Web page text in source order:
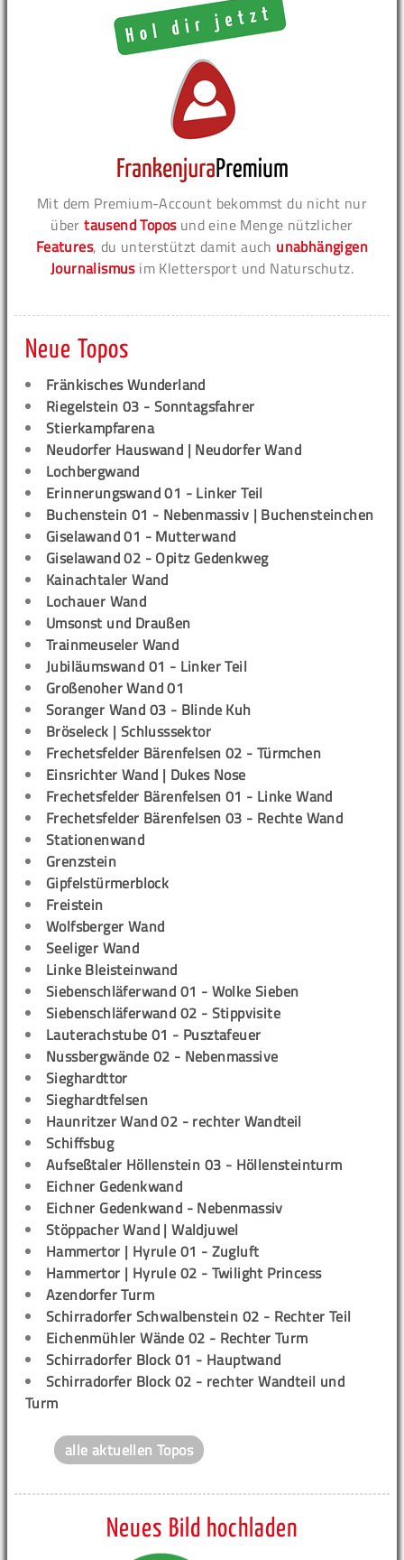
Mit dem Premium-Account bekommst du nicht nur
übertausend Toposund eine Menge nützlicher
Features, du unterstützt damit auch unabhängigen
Journalismusim Klettersport und Naturschutz.
Neue Topos
Fränkisches Wunderland
Riegelstein 03 - Sonntagsfahrer
Stierkampfarena
Neudorfer Hauswand | Neudorfer Wand
Lochbergwand
Erinnerungswand 01 - Linker Teil
Buchenstein 01 - Nebenmassiv | Buchensteinchen
Giselawand 01 - Mutterwand
Giselawand 02 - Opitz Gedenkweg
Kainachtaler Wand
Lochauer Wand
Umsonst und Draußen
Trainmeuseler Wand
Jubiläumswand 01 - Linker Teil
Großenoher Wand 01
Soranger Wand 03 - Blinde Kuh
Bröseleck | Schlusssektor
Frechetsfelder Bärenfelsen 02 - Türmchen
Einsrichter Wand | Dukes Nose
Frechetsfelder Bärenfelsen 01 - Linke Wand
Frechetsfelder Bärenfelsen 03 - Rechte Wand
Stationenwand
Grenzstein
Gipfelstürmerblock
Freistein
Wolfsberger Wand
Seeliger Wand
Linke Bleisteinwand
Siebenschläferwand 01 - Wolke Sieben
Siebenschläferwand 02 - Stippvisite
Lauterachstube 01 - Pusztafeuer
Nussbergwände 02 - Nebenmassive
Sieghardttor
Sieghardtfelsen
Haunritzer Wand 02 - rechter Wandteil
Schiffsbug
Aufseßtaler Höllenstein 03 - Höllensteinturm
Eichner Gedenkwand
Eichner Gedenkwand - Nebenmassiv
Stöppacher Wand | Waldjuwel
Hammertor | Hyrule 01 - Zugluft
Hammertor | Hyrule 02 - Twilight Princess
Azendorfer Turm
Schirradorfer Schwalbenstein 02 - Rechter Teil
Eichenmühler Wände 02 - Rechter Turm
Schirradorfer Block 01 - Hauptwand
Schirradorfer Block 02 - rechter Wandteil und
Turm
alle aktuellen Topos
Neues Bild hochladen